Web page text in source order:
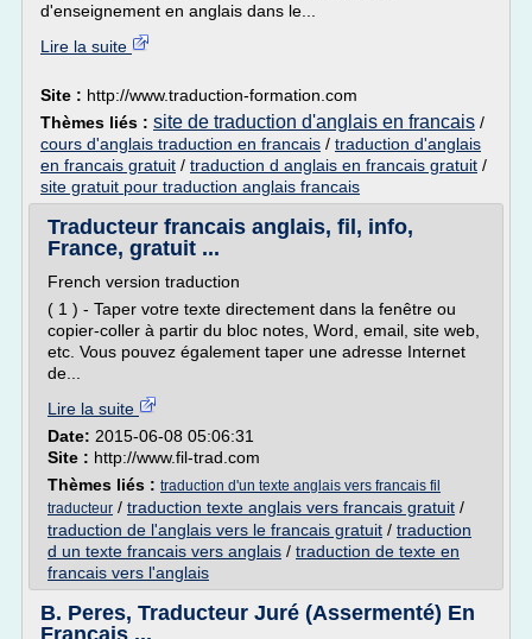
d'enseignement en anglais dans le...
Lire la suite
Site : http://www.traduction-formation.com
Thèmes liés : site de traduction d'anglais en francais /
cours d'anglais traduction en francais / traduction d'anglais
en francais gratuit / traduction d anglais en francais gratuit /
site gratuit pour traduction anglais francais
Traducteur francais anglais, fil, info,
France, gratuit ...
French version traduction
( 1 ) - Taper votre texte directement dans la fenêtre ou
copier-coller à partir du bloc notes, Word, email, site web,
etc. Vous pouvez également taper une adresse Internet
de...
Lire la suite
Date: 2015-06-08 05:06:31
Site : http://www.fil-trad.com
Thèmes liés : traduction d'un texte anglais vers francais fil
traducteur / traduction texte anglais vers francais gratuit /
traduction de l'anglais vers le francais gratuit / traduction
d un texte francais vers anglais / traduction de texte en
francais vers l'anglais
B. Peres, Traducteur Juré (Assermenté) En
Français ...